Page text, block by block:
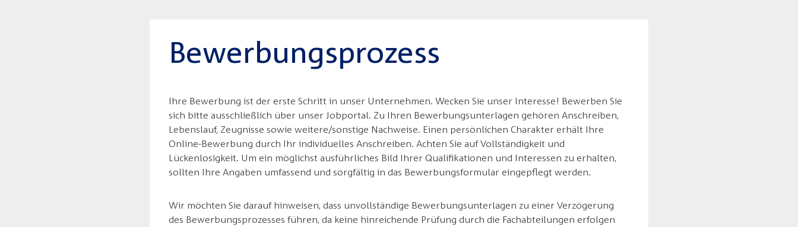
Bewerbungsprozess
Ihre Bewerbung ist der erste Schritt in unser Unternehmen. Wecken Sie unser Interesse! Bewerben Sie
sich bitte ausschließlich über unser Jobportal. Zu Ihren Bewerbungsunterlagen gehören Anschreiben,
Lebenslauf, Zeugnisse sowie weitere/sonstige Nachweise. Einen persönlichen Charakter erhält Ihre
Online-Bewerbung durch Ihr individuelles Anschreiben. Achten Sie auf Vollständigkeit und
Lückenlosigkeit. Um ein möglichst ausführliches Bild Ihrer Qualifikationen und Interessen zu erhalten,
sollten Ihre Angaben umfassend und sorgfältig in das Bewerbungsformular eingepflegt werden.
Wir möchten Sie darauf hinweisen, dass unvollständige Bewerbungsunterlagen zu einer Verzögerung
des Bewerbungsprozesses führen, da keine hinreichende Prüfung durch die Fachabteilungen erfolgen